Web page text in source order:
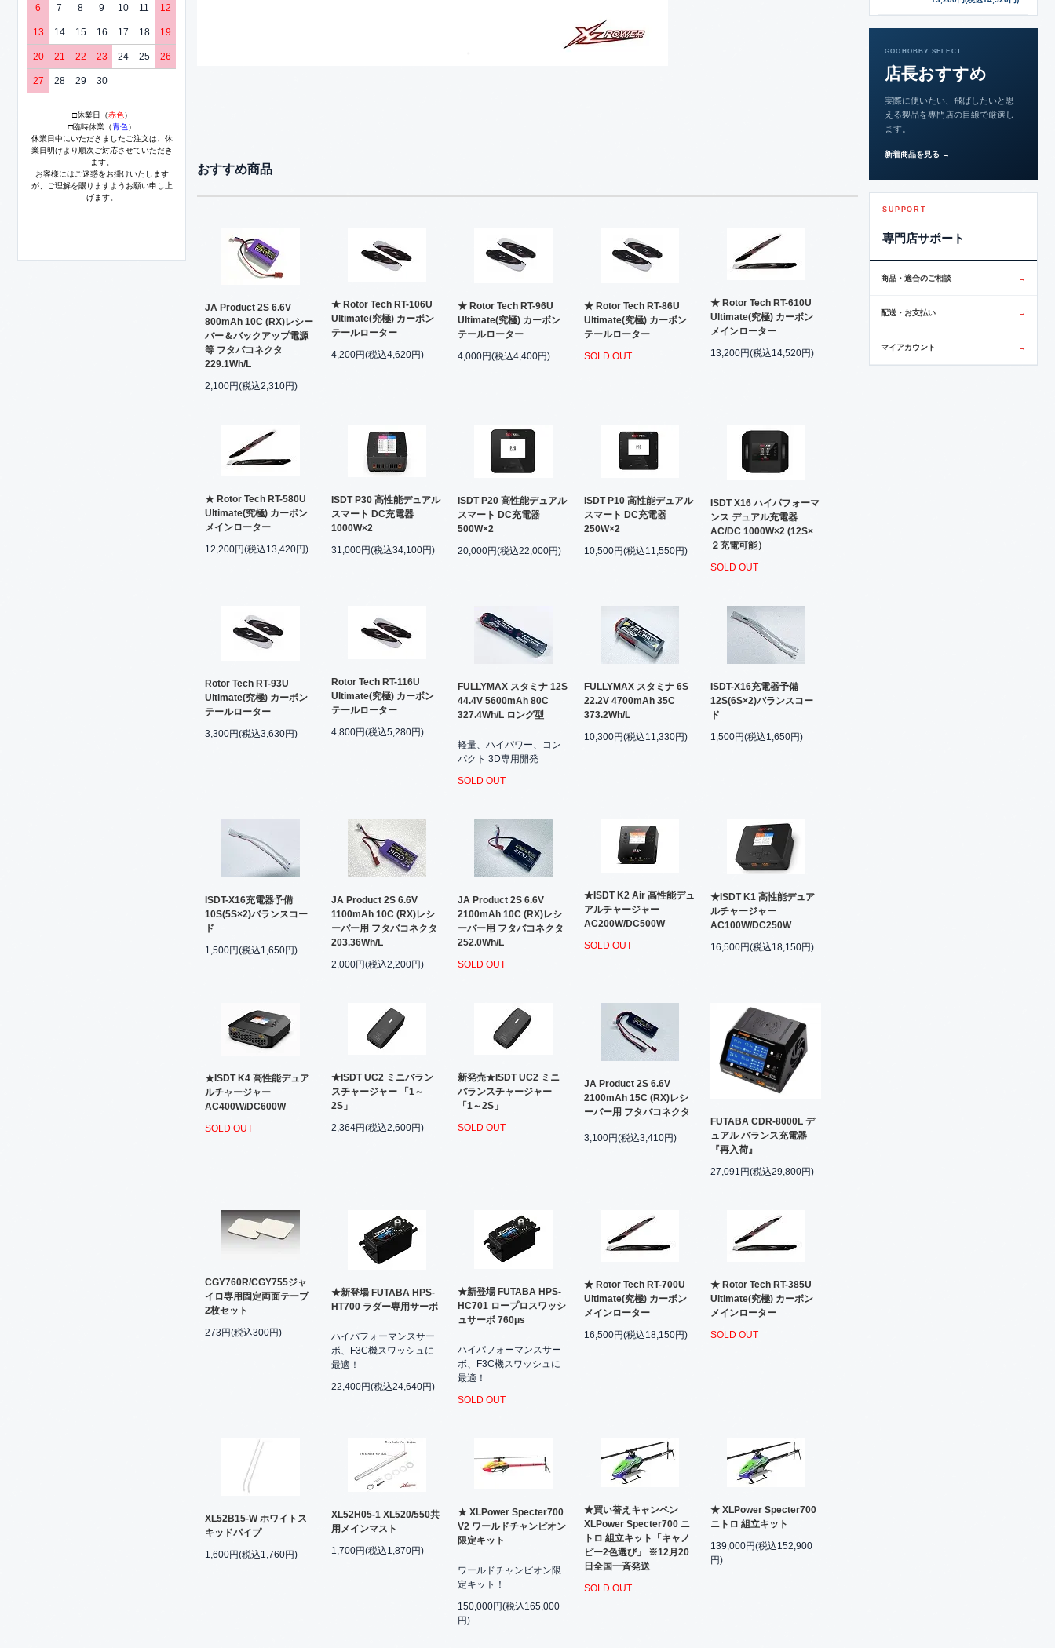
6 7 8 9 10 11 12
13 14 15 16 17 18 19
20 21 22 23 24 25 26
27 28 29 30
□休業日（赤色）
□臨時休業（青色）
休業日中にいただきましたご注文は、休
業日明けより順次ご対応させていただき
ます。
お客様にはご迷惑をお掛けいたします
が、ご理解を賜りますようお願い申し上
げます。
おすすめ商品
JA Product 2S 6.6V
800mAh 10C (RX)レシー
バー＆バックアップ電源
等 フタバコネクタ
229.1Wh/L
2,100円(税込2,310円)
★ Rotor Tech RT-106U
Ultimate(究極) カーボン
テールローター
4,200円(税込4,620円)
★ Rotor Tech RT-96U
Ultimate(究極) カーボン
テールローター
4,000円(税込4,400円)
★ Rotor Tech RT-86U
Ultimate(究極) カーボン
テールローター
SOLD OUT
★ Rotor Tech RT-610U
Ultimate(究極) カーボン
メインローター
13,200円(税込14,520円)
★ Rotor Tech RT-580U
Ultimate(究極) カーボン
メインローター
12,200円(税込13,420円)
ISDT P30 高性能デュアル
スマート DC充電器
1000W×2
31,000円(税込34,100円)
ISDT P20 高性能デュアル
スマート DC充電器
500W×2
20,000円(税込22,000円)
ISDT P10 高性能デュアル
スマート DC充電器
250W×2
10,500円(税込11,550円)
ISDT X16 ハイパフォーマ
ンス デュアル充電器
AC/DC 1000W×2 (12S×
２充電可能）
SOLD OUT
Rotor Tech RT-93U
Ultimate(究極) カーボン
テールローター
3,300円(税込3,630円)
Rotor Tech RT-116U
Ultimate(究極) カーボン
テールローター
4,800円(税込5,280円)
FULLYMAX スタミナ 12S
44.4V 5600mAh 80C
327.4Wh/L ロング型
軽量、ハイパワー、コン
パクト 3D専用開発
SOLD OUT
FULLYMAX スタミナ 6S
22.2V 4700mAh 35C
373.2Wh/L
10,300円(税込11,330円)
ISDT-X16充電器予備
12S(6S×2)バランスコー
ド
1,500円(税込1,650円)
ISDT-X16充電器予備
10S(5S×2)バランスコー
ド
1,500円(税込1,650円)
JA Product 2S 6.6V
1100mAh 10C (RX)レシ
ーバー用 フタバコネクタ
203.36Wh/L
2,000円(税込2,200円)
JA Product 2S 6.6V
2100mAh 10C (RX)レシ
ーバー用 フタバコネクタ
252.0Wh/L
SOLD OUT
★ISDT K2 Air 高性能デュ
アルチャージャー
AC200W/DC500W
SOLD OUT
★ISDT K1 高性能デュア
ルチャージャー
AC100W/DC250W
16,500円(税込18,150円)
★ISDT K4 高性能デュア
ルチャージャー
AC400W/DC600W
SOLD OUT
★ISDT UC2 ミニバラン
スチャージャー 「1～
2S」
2,364円(税込2,600円)
新発売★ISDT UC2 ミニ
バランスチャージャー
「1～2S」
SOLD OUT
JA Product 2S 6.6V
2100mAh 15C (RX)レシ
ーバー用 フタバコネクタ
3,100円(税込3,410円)
FUTABA CDR-8000L デ
ュアル バランス充電器
『再入荷』
27,091円(税込29,800円)
CGY760R/CGY755ジャ
イロ専用固定両面テープ
2枚セット
273円(税込300円)
★新登場 FUTABA HPS-
HT700 ラダー専用サーボ
ハイパフォーマンスサー
ボ、F3C機スワッシュに
最適！
22,400円(税込24,640円)
★新登場 FUTABA HPS-
HC701 ロープロスワッシ
ュサーボ 760μs
ハイパフォーマンスサー
ボ、F3C機スワッシュに
最適！
SOLD OUT
★ Rotor Tech RT-700U
Ultimate(究極) カーボン
メインローター
16,500円(税込18,150円)
★ Rotor Tech RT-385U
Ultimate(究極) カーボン
メインローター
SOLD OUT
XL52B15-W ホワイトス
キッドパイプ
1,600円(税込1,760円)
XL52H05-1 XL520/550共
用メインマスト
1,700円(税込1,870円)
★ XLPower Specter700
V2 ワールドチャンピオン
限定キット
ワールドチャンピオン限
定キット！
150,000円(税込165,000
円)
★買い替えキャンペン
XLPower Specter700 ニ
トロ 組立キット「キャノ
ピー2色選び」 ※12月20
日全国一斉発送
SOLD OUT
★ XLPower Specter700
ニトロ 組立キット
139,000円(税込152,900
円)
GOOHOBBY SELECT
店長おすすめ
実際に使いたい、飛ばしたいと思
える製品を専門店の目線で厳選し
ます。
新着商品を見る →
SUPPORT
専門店サポート
商品・適合のご相談 →
配送・お支払い →
マイアカウント →